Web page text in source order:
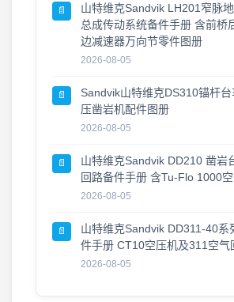
📄
山特维克Sandvik LH201窄脉
总成传动系统备件手册 含前桥
边减速器万向节零件图册
2026-08-05
📄
Sandvik山特维克DS310锚杆
压凿岩机配件图册
2026-08-05
📄
山特维克Sandvik DD210 凿岩
回路备件手册 含Tu-Flo 1000
2026-08-05
📄
山特维克Sandvik DD311-40系
件手册 CT10空压机及311空气
2026-08-05